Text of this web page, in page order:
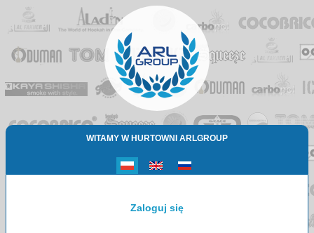
WITAMY W HURTOWNI ARLGROUP
Zaloguj się